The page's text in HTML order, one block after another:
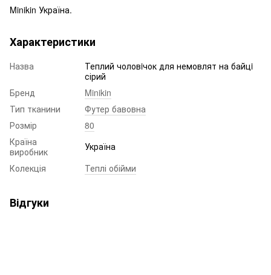
Minikin Україна.
Характеристики
Назва
Теплий чоловiчок для немовлят на байцi
сірий
Бренд
Minikin
Тип тканини
Футер бавовна
Розмір
80
Країна
виробник
Україна
Колекція
Теплі обійми
Відгуки